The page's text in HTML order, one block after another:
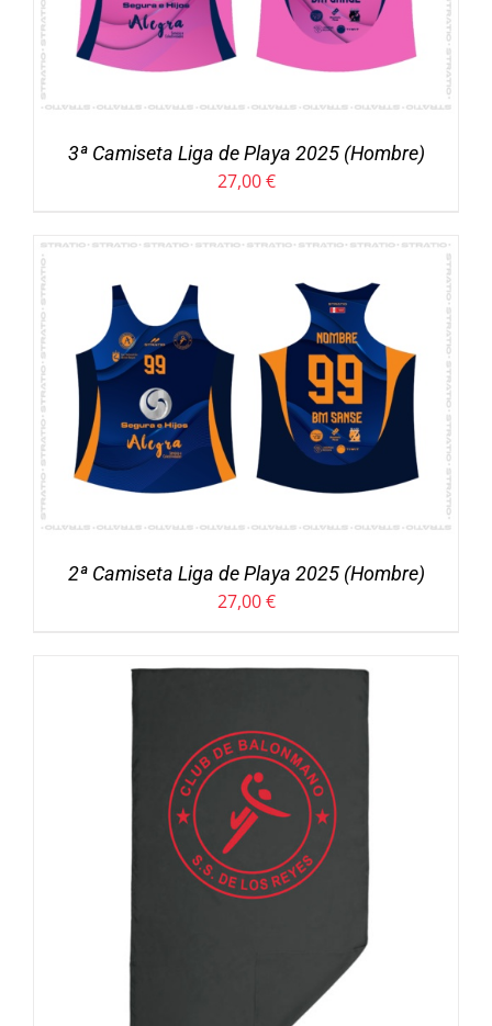
3ª Camiseta Liga de Playa 2025 (Hombre)
27,00€
2ª Camiseta Liga de Playa 2025 (Hombre)
27,00€